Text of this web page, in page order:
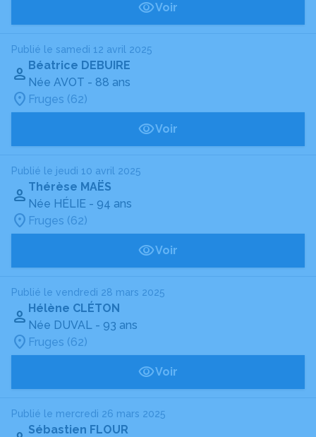
Voir
Publié le samedi 12 avril 2025
Béatrice DEBUIRE
Née AVOT - 88 ans
Fruges (62)
Voir
Publié le jeudi 10 avril 2025
Thérèse MAËS
Née HÉLIE - 94 ans
Fruges (62)
Voir
Publié le vendredi 28 mars 2025
Hélène CLÉTON
Née DUVAL - 93 ans
Fruges (62)
Voir
Publié le mercredi 26 mars 2025
Sébastien FLOUR